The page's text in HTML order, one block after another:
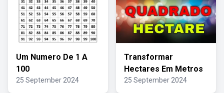
Um Numero De 1 A
100
25 September 2024
Transformar
Hectares Em Metros
25 September 2024